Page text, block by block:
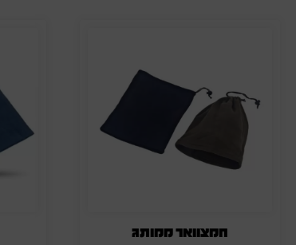
חמצוואר ממותג